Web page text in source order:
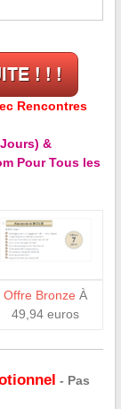
Rencontres
&
Pour Tous les
Offre Bronze À
49,94 euros
- Pas